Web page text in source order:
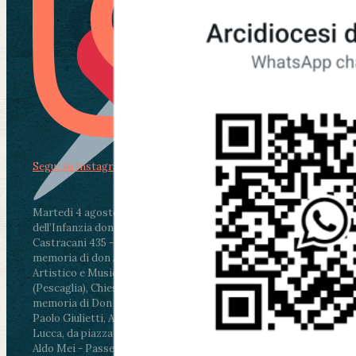
Martedì 4 agosto2026
ore 11:30 - Lucca, Scuola
dell’Infanzia don Aldo Mei - Viale Castruccio
Castracani 435 - Inaugurazione murales in
memoria di don Aldo Mei curato dal Liceo
Artistico e Musicale “Passaglia”
ore 18 - Fiano
(Pescaglia), Chiesa parrocchiale - Messa in
memoria di Don Aldo Mei celebrata da mons.
Paolo Giulietti, Arcivescovo di Lucca
ore 20.30 -
Lucca, da piazza San Michele al Cippo di don
Aldo Mei - Passeggiata della Memoria in alcuni
Segui su Instagram